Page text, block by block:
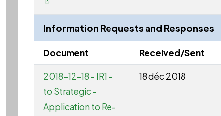
Information Requests and Responses
Document Received/Sent
2018-12-18 - IR1 -
to Strategic -
Application to Re-
18 déc 2018